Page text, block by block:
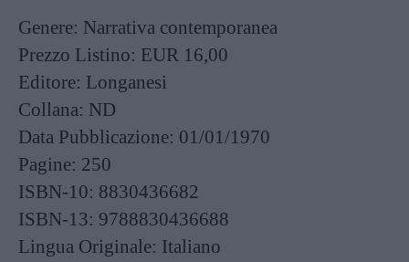
Genere: Narrativa contemporanea
Prezzo Listino: EUR 16,00
Editore: Longanesi
Collana: ND
Data Pubblicazione: 01/01/1970
Pagine: 250
ISBN-10: 8830436682
ISBN-13: 9788830436688
Lingua Originale: Italiano